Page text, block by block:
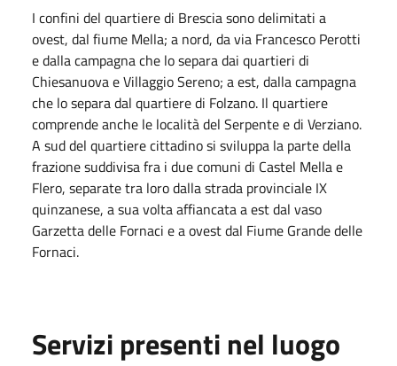
I confini del quartiere di Brescia sono delimitati a
ovest, dal fiume Mella; a nord, da via Francesco Perotti
e dalla campagna che lo separa dai quartieri di
Chiesanuova e Villaggio Sereno; a est, dalla campagna
che lo separa dal quartiere di Folzano. Il quartiere
comprende anche le località del Serpente e di Verziano.
A sud del quartiere cittadino si sviluppa la parte della
frazione suddivisa fra i due comuni di Castel Mella e
Flero, separate tra loro dalla strada provinciale IX
quinzanese, a sua volta affiancata a est dal vaso
Garzetta delle Fornaci e a ovest dal Fiume Grande delle
Fornaci.
Servizi presenti nel luogo